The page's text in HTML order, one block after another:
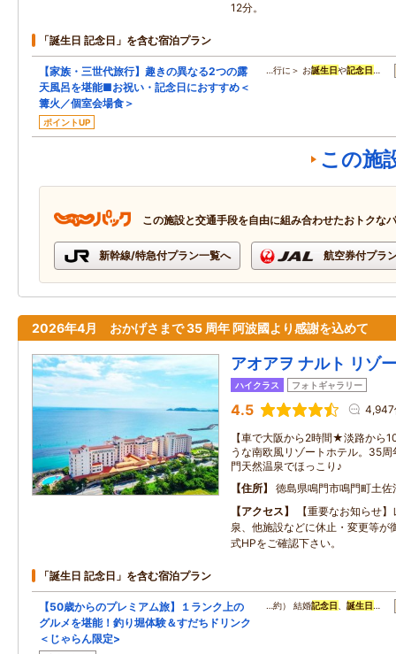
12分。
「誕生日 記念日」を含む宿泊プラン
【家族・三世代旅行】趣きの異なる2つの露
天風呂を堪能■お祝い・記念日におすすめ＜
篝火／個室会場食＞
ポイントUP
…行に＞ お誕生日や記念日 …
この施
この施設と交通手段を自由に組み合わせたおトクな
新幹線/特急付プラン一覧へ 航空券付プラ
2026年4月 おかげさまで 35 周年 阿波國より感謝を込めて
アオアヲ ナルト リゾ
ハイクラス フォトギャラリー
4.5 4,947
【車で大阪から2時間★淡路から
うな南欧風リゾートホテル。35
門天然温泉でほっこり♪
住所
徳島県鳴門市鳴門町土
アクセス
【重要なお知らせ
泉、他施設などに休止・変更等が
式HPをご確認下さい。
「誕生日 記念日」を含む宿泊プラン
【50歳からのプレミアム旅】１ランク上の
グルメを堪能！釣り堀体験＆すだちドリンク
＜じゃらん限定>
…約） 結婚記念日 、誕生日 …